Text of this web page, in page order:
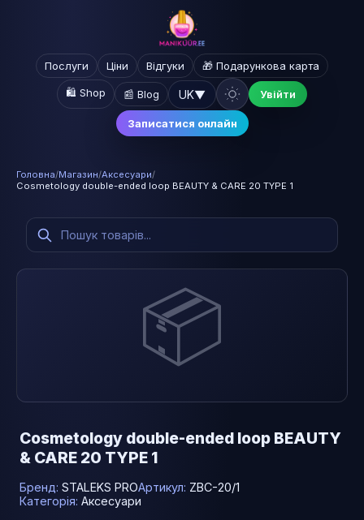
Послуги Ціни Відгуки 🎁 Подарункова карта
🛍️ Shop 📰 Blog UK▼ Увійти
Записатися онлайн
Головна/Магазин/Аксесуари/
Cosmetology double-ended loop BEAUTY & CARE 20 TYPE 1
📦
Cosmetology double-ended loop BEAUTY
& CARE 20 TYPE 1
Бренд: STALEKS PROАртикул: ZBC-20/1
Категорія: Аксесуари